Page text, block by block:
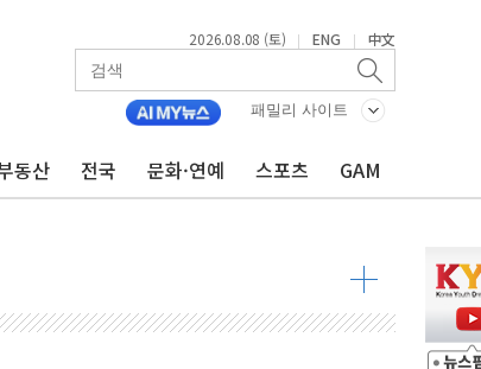
2026.08.08 (토) | ENG | 中文
패밀리 사이트
동산 전국 문화·연예 스포츠 GAM
확대'
상승… STOXX 600 지수는 나흘 연속 최고치